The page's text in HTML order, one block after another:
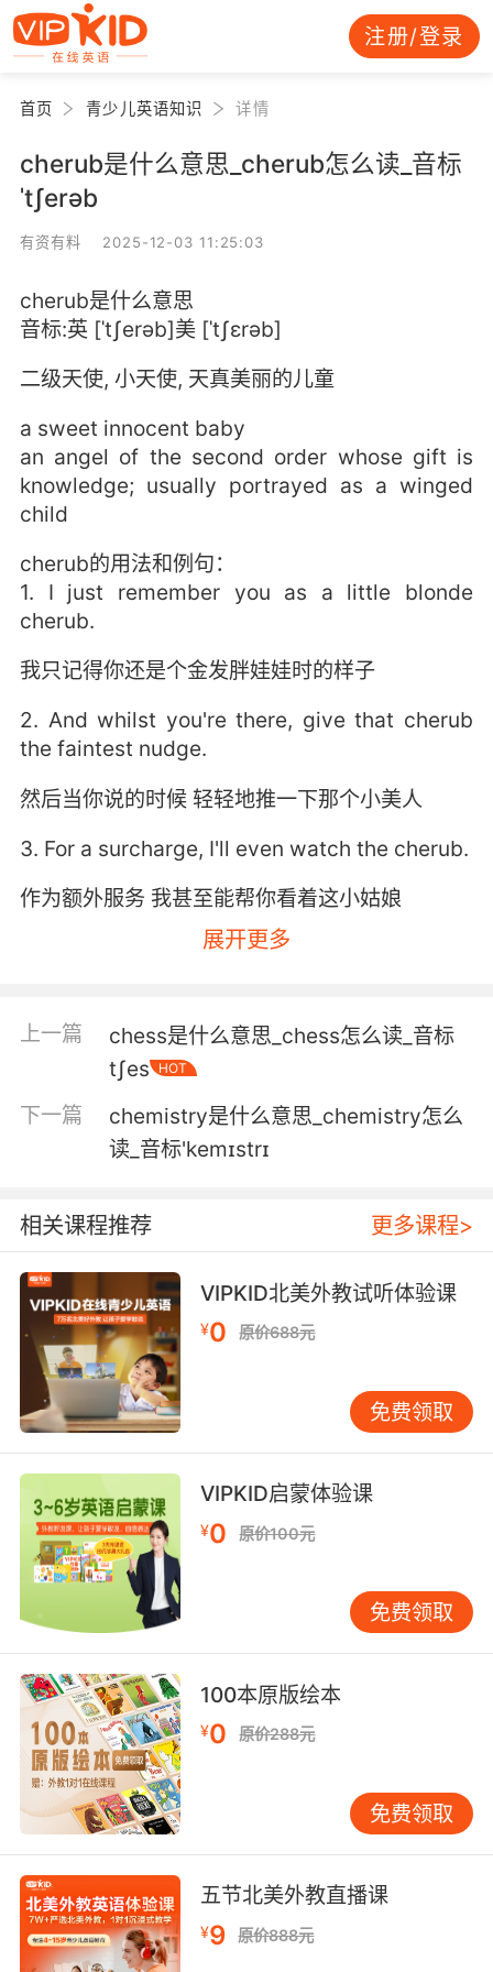
注册/登录
首页 青少儿英语知识 详情
cherub是什么意思_cherub怎么读_音标
ˈtʃerəb
有资有料 2025-12-03 11:25:03
cherub是什么意思
音标:英 [ˈtʃerəb]美 [ˈtʃɛrəb]
二级天使, 小天使, 天真美丽的儿童
a sweet innocent baby
an angel of the second order whose gift is
knowledge; usually portrayed as a winged
child
cherub的用法和例句：
1. I just remember you as a little blonde
cherub.
我只记得你还是个金发胖娃娃时的样子
2. And whilst you're there, give that cherub
the faintest nudge.
然后当你说的时候 轻轻地推一下那个小美人
3. For a surcharge, ‭I'll even watch the cherub.
作为额外服务 我甚至能帮你看着这小姑娘
4. You're an innocent cherub with an enlarged
你是个拥有肥大的充满了金子的心的无辜的天使
5. Made his nephew look like a cherub even
though he'd been a fortnight in the weir.
把他侄子化装成天使模样 他侄子可是在河浜里死
6. A woman becomes a mother, she can't help
but see her mortality in that cherubic little
face.
当一个人女人成为母亲 在那张天使般无邪的脸庞
上 她将无可避免地看见自身消亡的命运
7. Whoever paints the sweetest cherub will
their work.
谁能临摹出这个最可爱的小天使的话 就能很荣幸
的在画作上得到我的签名
展开更多
上一篇
chess是什么意思_chess怎么读_音标
tʃes
HOT
下一篇
chemistry是什么意思_chemistry怎么
读_音标'kemɪstrɪ
相关课程推荐 更多课程>
VIPKID北美外教试听体验课
¥0 原价688元
免费领取
VIPKID启蒙体验课
¥0 原价100元
免费领取
100本原版绘本
¥0 原价288元
免费领取
五节北美外教直播课
¥9 原价888元